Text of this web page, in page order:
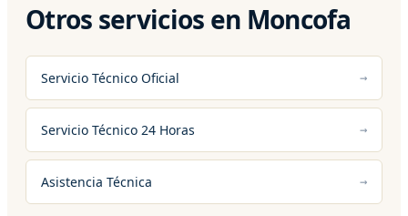
Otros servicios en Moncofa
Servicio Técnico Oficial
Servicio Técnico 24 Horas
Asistencia Técnica